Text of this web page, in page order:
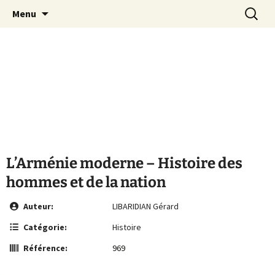
MCA Vienne
Le site de la Maison de la Culture
Arménienne de Vienne
Menu
L’Arménie moderne – Histoire des
hommes et de la nation
Auteur:
LIBARIDIAN Gérard
Catégorie:
Histoire
Référence:
969